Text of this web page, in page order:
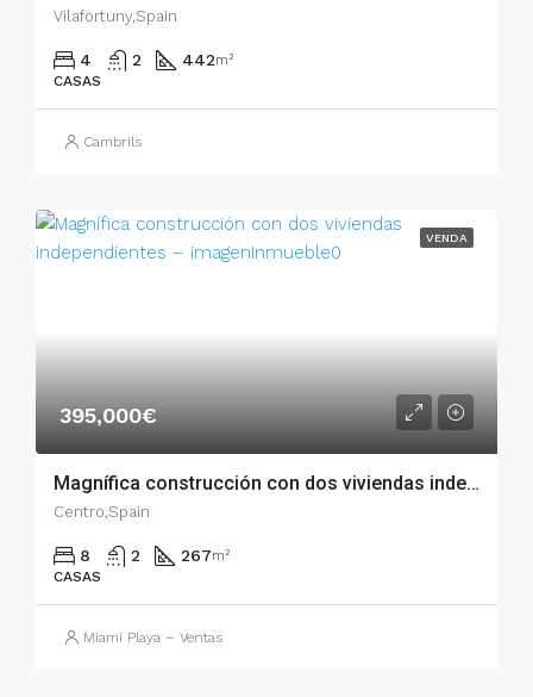
Vilafortuny,Spain
4 2 442m²
CASAS
Cambrils
VENDA
395,000€
Magnífica construcción con dos viviendas independientes – 001.00741
Centro,Spain
8 2 267m²
CASAS
Miami Playa – Ventas